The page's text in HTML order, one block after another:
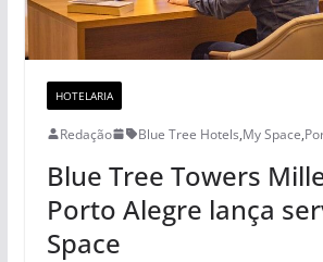
HOTELARIA
Redação Blue Tree Hotels,My Space,
Blue Tree Towers
Porto Alegre lança
Space